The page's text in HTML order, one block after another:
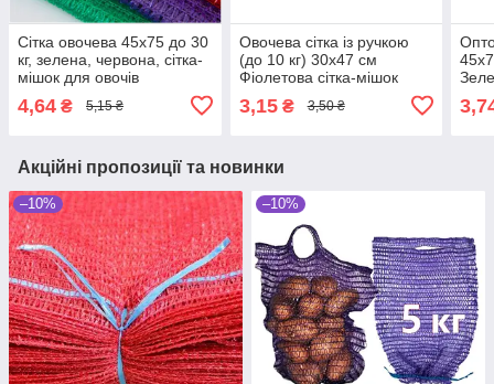
Сітка овочева 45х75 до 30
кг, зелена, червона, сітка-
мішок для овочів
4,64 ₴ 5,15 ₴
Овочева сітка із ручкою
(до 10 кг) 30х47 см
Фіолетова сітка-мішок
мішки овочеві
3,15₴ 3,50 ₴
Акційні пропозиції та новинки
–10% –10%